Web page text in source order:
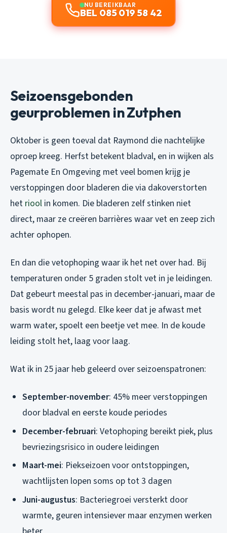
NU BEREIKBAAR
BEL 085 019 58 42
Seizoensgebonden
geurproblemen in Zutphen
Oktober is geen toeval dat Raymond die nachtelijke
oproep kreeg. Herfst betekent bladval, en in wijken als
Pagemate En Omgeving met veel bomen krijg je
verstoppingen door bladeren die via dakoverstorten
het riool in komen. Die bladeren zelf stinken niet
direct, maar ze creëren barrières waar vet en zeep zich
achter ophopen.
En dan die vetophoping waar ik het net over had. Bij
temperaturen onder 5 graden stolt vet in je leidingen.
Dat gebeurt meestal pas in december-januari, maar de
basis wordt nu gelegd. Elke keer dat je afwast met
warm water, spoelt een beetje vet mee. In de koude
leiding stolt het, laag voor laag.
Wat ik in 25 jaar heb geleerd over seizoenspatronen:
September-november: 45% meer verstoppingen
door bladval en eerste koude periodes
December-februari: Vetophoping bereikt piek, plus
bevriezingsrisico in oudere leidingen
Maart-mei: Piekseizoen voor ontstoppingen,
wachtlijsten lopen soms op tot 3 dagen
Juni-augustus: Bacteriegroei versterkt door
warmte, geuren intensiever maar enzymen werken